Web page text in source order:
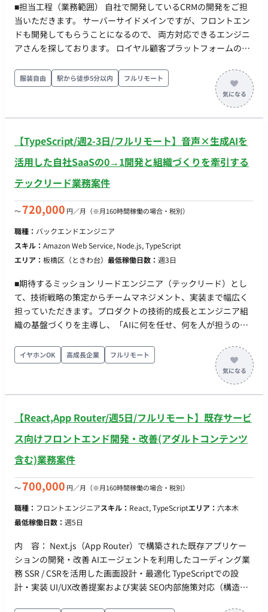
■担当工程（業務範囲） 自社で開発しているCRMの開発をご担
当いただきます。 サーバーサイドメインですが、フロントエン
ドも開発してもらうことになるので、 両方対応できるエンジニ
アさんを探しております。 ロイヤル顧客プラットフォームの開
行い、 ロイヤル顧客を起点としたマーケティング・事業戦略を
実現するロイヤル顧客プラットフォームです。 顧客との継続的
な接点を作るコミュニティで顧客ロイヤリティの向上だけでな
く、 お客様の声の収集や顧客インサイトの分析が可能となって
客様の声やインサイトを反映することで事業成長を支援しま
す。
服装自由 駅から徒歩5分以内 フルリモート
【TypeScript/週2-3日/フルリモート】音声×生成AIを
活用した自社SaaSの0→1開発と組織づくりを牽引する
テックリード業務案件
〜720,000 円／月 （※月160時間稼働の場合・税別）
職種： バックエンドエンジニア
スキル： Amazon Web Service, Node.js, TypeScript
エリア： 板橋区（ときわ台） 最低稼働日数： 週3日
■期待するミッション リードエンジニア（テックリード）とし
て、技術戦略の策定からチームマネジメント、実装まで幅広く
担っていただきます。プロダクトの技術的成長とエンジニア組
織の基盤づくりを主導し、「AIに何を任せ、何を人が担うの
されています。 ■業務内容・担当工程 音声処理パイプラインの
最適化、同時通話対応に向けたスケービリティ設計、Web管理
画面のフルスタック開発、データベース設計、インフラ設計・
構築など、仕様検討から実装、運用改善まで一気通貫で携わっ
ト・保守運用】 ■チーム体制 ・全体：5名（正社員4名、業務委
託1名 ※ハイレイヤー2名含む） ・プロダクトオーナー（代
名 ■開発環境 - プログラミング：TypeScript, Python - FW：
Next.js, Node.js, React, FastAPI, Tailwind CSS - DB：
PostgreSQL - インフラ：AWS, Vercel, Docker, GitHub Actions,
GitHub, Notion, Linear, ChatGPT, LangChain, Claude,
Gemini, Cursor, Devin, v0, LangSmith ■働き方 - 稼働量：週2
談可
イヤホンOK 高成長企業 フルリモート
【React,App Router/週5日/フルリモート】既存サービ
ス向けフロントエンド開発・改善(アダルトコンテンツ
含む)業務案件
〜700,000 円／月 （※月160時間稼働の場合・税別）
職種： フロントエンジニアスキル： React, TypeScriptエリア： 六本木
最低稼働日数： 週5日
内 容： Next.js（App Router）で構築された既存アプリケー
ションの開発・改善 AIエージェントを利用したコーディング業
務 SSR / CSRを活用した画面設計・最適化 TypeScriptでの設
計・実装 UI/UX改善提案および実装 SEO内部施策対応（構造化